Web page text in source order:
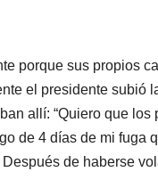
porque sus propios
el presidente subió
allí: “Quiero que
de 4 días de mi fuga
Después de haberse